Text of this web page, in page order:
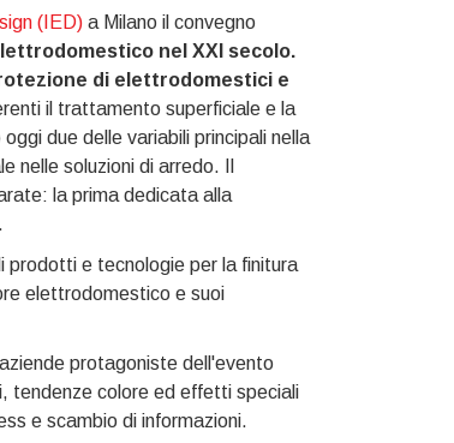
(IED)a Milano il convegno
nel XXI secolo.
di elettrodomestici e
il trattamento superficiale e la
due delle variabili principali nella
soluzioni di arredo. Il
la prima dedicata alla
prodotti e tecnologie per la finitura
elettrodomestico e suoi
protagoniste dell'evento
tendenze colore ed effetti speciali
e scambio di informazioni.